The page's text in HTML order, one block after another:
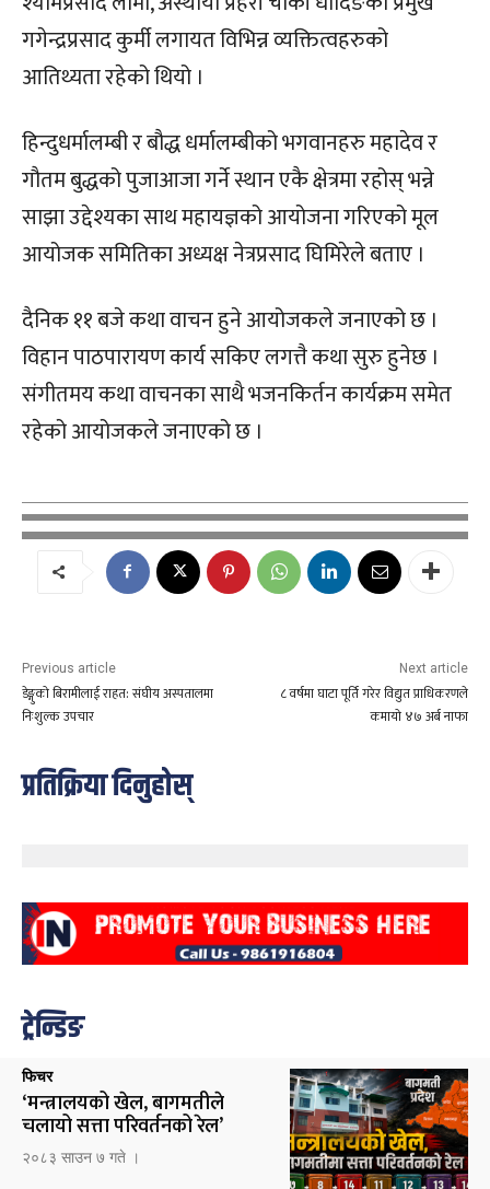
गगेन्द्रप्रसाद कुर्मी लगायत विभिन्न व्यक्तित्वहरुको
आतिथ्यता रहेको थियो ।
हिन्दुधर्मालम्बी र बौद्ध धर्मालम्बीको भगवानहरु महादेव र
गौतम बुद्धको पुजाआजा गर्ने स्थान एकै क्षेत्रमा रहोस् भन्ने
साझा उद्देश्यका साथ महायज्ञको आयोजना गरिएको मूल
आयोजक समितिका अध्यक्ष नेत्रप्रसाद घिमिरेले बताए ।
दैनिक ११ बजे कथा वाचन हुने आयोजकले जनाएको छ ।
विहान पाठपारायण कार्य सकिए लगत्तै कथा सुरु हुनेछ ।
संगीतमय कथा वाचनका साथै भजनकिर्तन कार्यक्रम समेत
रहेको आयोजकले जनाएको छ ।
Previous article
डेङ्गुको बिरामीलाई राहत: संघीय अस्पतालमा
निःशुल्क उपचार
Next article
८ वर्षमा घाटा पूर्ति गरेर विद्युत प्राधिकरणले
कमायो ४७ अर्ब नाफा
प्रतिक्रिया दिनुहोस्
ट्रेन्डिङ
फिचर
‘मन्त्रालयको खेल, बागमतीले
चलायो सत्ता परिवर्तनको रेल’
२०८३ साउन ७ गते ।